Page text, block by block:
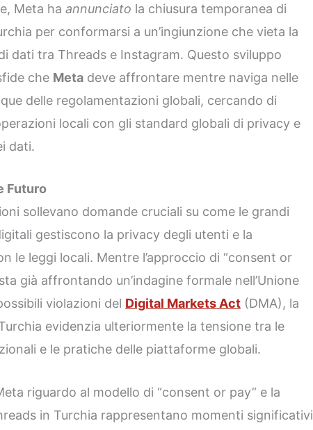
Meta haannunciato la chiusura temporanea di
per conformarsi a un’ingiunzione che vieta la
dati tra Threads e Instagram. Questo sviluppo
che Meta deve affrontare mentre naviga nelle
delle regolamentazioni globali, cercando di
locali con gli standard globali di privacy e
dati.
Futuro
sollevano domande cruciali su come le grandi
gestiscono la privacy degli utenti e la
le leggi locali. Mentre l’approccio di “consent or
già affrontando un’indagine formale nell’Unione
violazioni del Digital Markets Act (DMA), la
evidenzia ulteriormente la tensione tra le
e le pratiche delle piattaforme globali.
riguardo al modello di “consent or pay” e la
in Turchia rappresentano momenti significativi